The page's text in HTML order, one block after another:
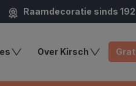
Raamdecoratie sinds
Over Kirsch